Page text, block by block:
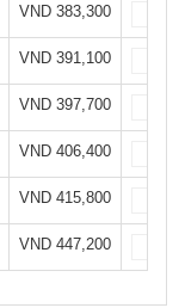
VND 383,300
VND 391,100
VND 397,700
VND 406,400
VND 415,800
VND 447,200